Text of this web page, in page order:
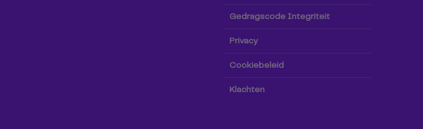
Gedragscode Integriteit
Privacy
Cookiebeleid
Klachten